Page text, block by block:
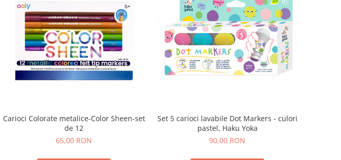
Carioci Colorate metalice-Color Sheen-set
de 12
65,00 RON
Set 5 carioci lavabile Dot Markers - culori
pastel, Haku Yoka
90,00 RON